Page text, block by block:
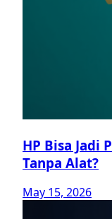
HP Bisa Jadi
Tanpa Alat?
May 15, 2026